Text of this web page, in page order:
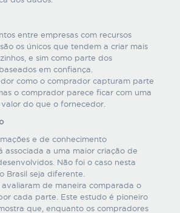
entre empresas com recursos
os únicos que tendem a criar mais
e sim como parte dos
em confiança.
como o comprador capturam parte
o comprador parece ficar com uma
do que o fornecedor.
e de conhecimento
associada a uma maior criação de
Não foi o caso nesta
Brasil seja diferente.
avaliaram de maneira comparada o
cada parte. Este estudo é pioneiro
que, enquanto os compradores